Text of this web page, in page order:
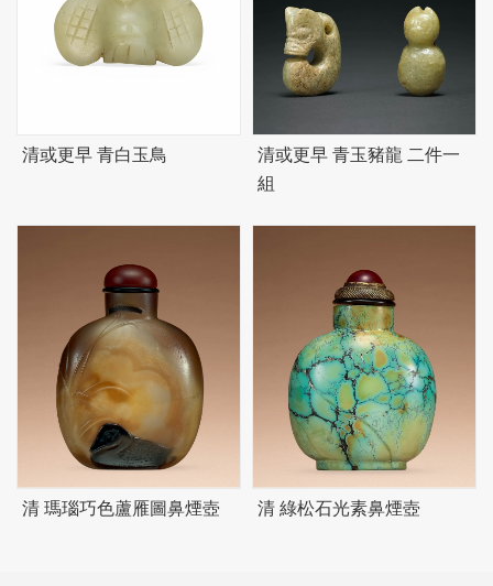
清或更早 青白玉鳥
清或更早 青玉豬龍 二件一
組
清 瑪瑙巧色蘆雁圖鼻煙壺 清 綠松石光素鼻煙壺